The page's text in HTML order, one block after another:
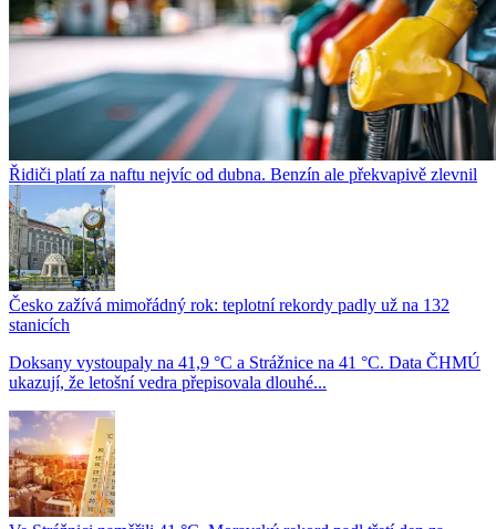
Řidiči platí za naftu nejvíc od dubna. Benzín ale překvapivě zlevnil
Česko zažívá mimořádný rok: teplotní rekordy padly už na 132
stanicích
Doksany vystoupaly na 41,9 °C a Strážnice na 41 °C. Data ČHMÚ
ukazují, že letošní vedra přepisovala dlouhé...